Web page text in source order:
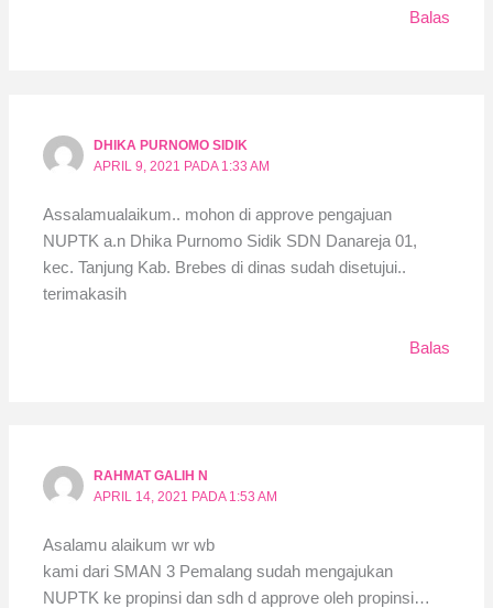
Balas
DHIKA PURNOMO SIDIK
APRIL 9, 2021 PADA 1:33 AM
Assalamualaikum.. mohon di approve pengajuan
NUPTK a.n Dhika Purnomo Sidik SDN Danareja 01,
kec. Tanjung Kab. Brebes di dinas sudah disetujui..
terimakasih
Balas
RAHMAT GALIH N
APRIL 14, 2021 PADA 1:53 AM
Asalamu alaikum wr wb
kami dari SMAN 3 Pemalang sudah mengajukan
NUPTK ke propinsi dan sdh d approve oleh propinsi…